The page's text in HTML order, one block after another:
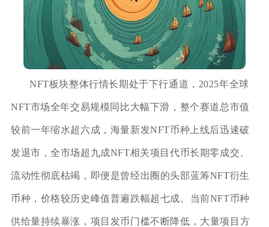
NFT板块整体行情长期处于下行通道，2025年全球
NFT市场全年交易规模同比大幅下滑，整个赛道总市值
较前一年缩水超六成，海量新发NFT币种上线后迅速破
发退市，全市场超九成NFT相关项目代币长期零成交、
流动性彻底枯竭，即便是曾经出圈的头部蓝筹NFT衍生
币种，价格较历史峰值普遍跌幅超七成。当前NFT币种
供给量持续暴涨，项目发币门槛不断降低，大量项目方